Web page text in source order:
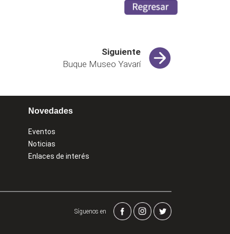
Siguiente
Buque Museo Yavarí
Novedades
Eventos
Noticias
Enlaces de interés
Síguenos en